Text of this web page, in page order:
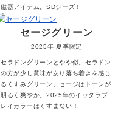
磁器アイテム。SDジーズ！
セージグリーン
2025年夏季限定
セラドングリーンとやや似。セラドン
の方が少し黄味があり落ち着きを感じ
るくすみグリーン。セージはトーンが
明るく爽やか。2025年のイッタラプ
レイカラーはくすまない！